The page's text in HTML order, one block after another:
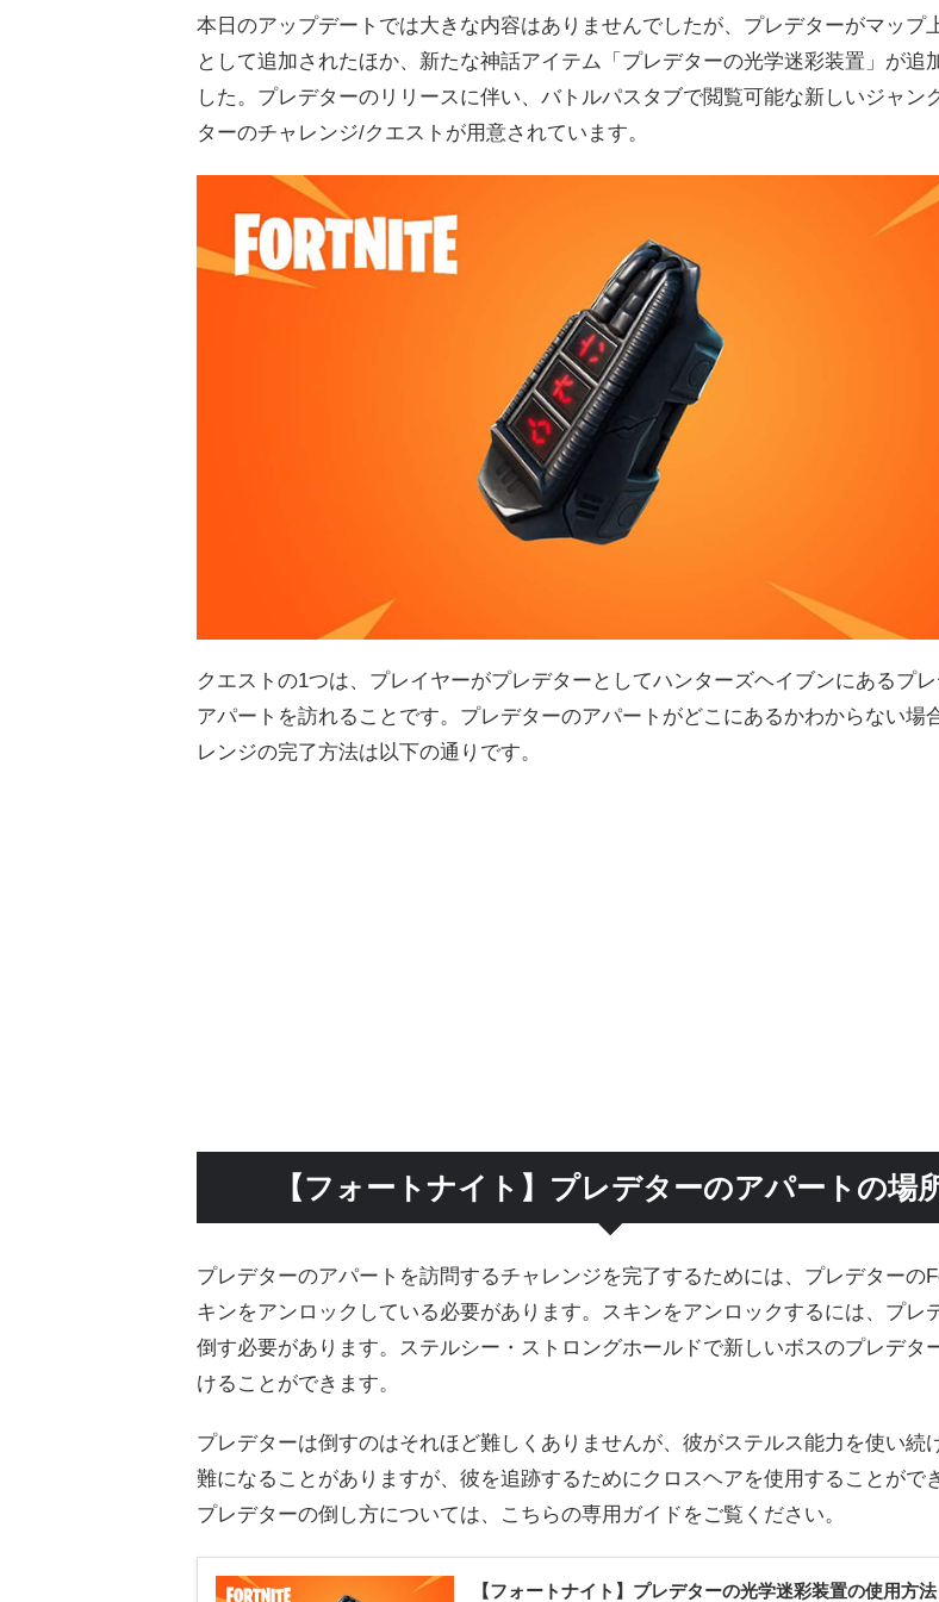
本日のアップデートでは大きな内容はありませんでしたが、プレデターがマップ
として追加されたほか、新たな神話アイテム「プレデターの光学迷彩装置」が追
した。プレデターのリリースに伴い、バトルパスタブで閲覧可能な新しいジャン
ターのチャレンジ/クエストが用意されています。
クエストの1つは、プレイヤーがプレデターとしてハンターズヘイブンにあるプ
アパートを訪れることです。プレデターのアパートがどこにあるかわからない場
レンジの完了方法は以下の通りです。
【フォートナイト】プレデターのアパートの場
プレデターのアパートを訪問するチャレンジを完了するためには、プレデターの
キンをアンロックしている必要があります。スキンをアンロックするには、プレ
倒す必要があります。ステルシー・ストロングホールドで新しいボスのプレデタ
けることができます。
プレデターは倒すのはそれほど難しくありませんが、彼がステルス能力を使い続
難になることがありますが、彼を追跡するためにクロスヘアを使用することがで
プレデターの倒し方については、こちらの専用ガイドをご覧ください。
【フォートナイト】プレデターの光学迷彩装置の使用方法